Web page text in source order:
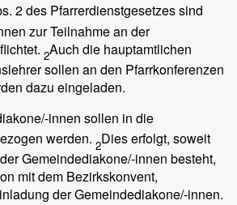
2 des Pfarrerdienstgesetzes sind
zur Teilnahme an der
2Auch die hauptamtlichen
sollen an den Pfarrkonferenzen
dazu eingeladen.
innen sollen in die
werden. 2Dies erfolgt, soweit
Gemeindediakone/-innen besteht,
mit dem Bezirkskonvent,
der Gemeindediakone/-innen.